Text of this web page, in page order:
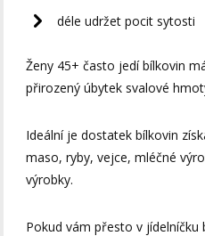
déle udržet pocit sytosti
Ženy 45+ často jedí bílkovin
přirozený úbytek svalové
Ideální je dostatek bílkovin
maso, ryby, vejce, mléčné
výrobky.
Pokud vám přesto v